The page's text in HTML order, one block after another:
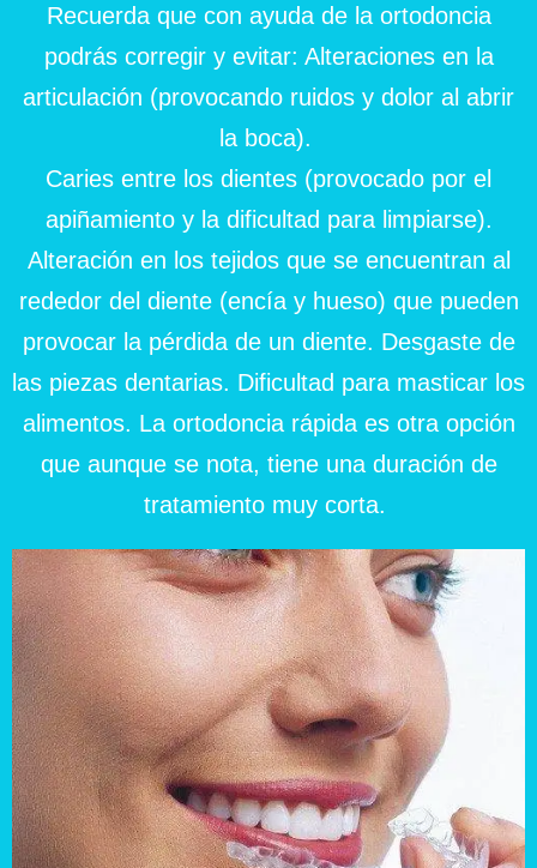
Recuerda que con ayuda de la ortodoncia
podrás corregir y evitar: Alteraciones en la
articulación (provocando ruidos y dolor al abrir
la boca).
Caries entre los dientes (provocado por el
apiñamiento y la dificultad para limpiarse).
Alteración en los tejidos que se encuentran al
rededor del diente (encía y hueso) que pueden
provocar la pérdida de un diente. Desgaste de
las piezas dentarias. Dificultad para masticar los
alimentos. La ortodoncia rápida es otra opción
que aunque se nota, tiene una duración de
tratamiento muy corta.